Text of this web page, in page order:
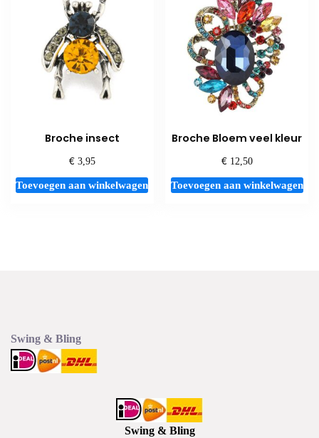
Broche insect
€3,95
Toevoegen aan winkelwagen
Broche Bloem veel kleur
€12,50
Toevoegen aan winkelwagen
Swing & Bling
Swing & Bling